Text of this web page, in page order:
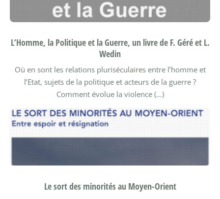
L’Homme, la Politique et la Guerre, un livre de F. Géré et L.
Wedin
Où en sont les relations pluriséculaires entre l’homme et
l’Etat, sujets de la politique et acteurs de la guerre ?
Comment évolue la violence (…)
Le sort des minorités au Moyen-Orient